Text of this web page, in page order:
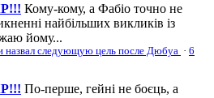
Кому-кому, а Фабіо точно не
найбільших викликів із
йому...
назвал следующую цель после Дюбуа · 6
По-перше, гейні не боєць, а